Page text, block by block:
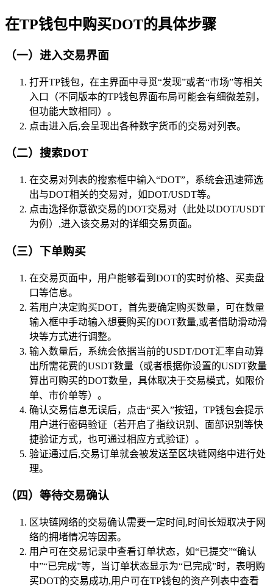
在TP钱包中购买DOT的具体步骤
（一）进入交易界面
打开TP钱包，在主界面中寻觅“发现”或者“市场”等相关
入口（不同版本的TP钱包界面布局可能会有细微差别，
但功能大致相同）。
点击进入后,会呈现出各种数字货币的交易对列表。
（二）搜索DOT
在交易对列表的搜索框中输入“DOT”，系统会迅速筛选
出与DOT相关的交易对，如DOT/USDT等。
点击选择你意欲交易的DOT交易对（此处以DOT/USDT
为例）,进入该交易对的详细交易页面。
（三）下单购买
在交易页面中，用户能够看到DOT的实时价格、买卖盘
口等信息。
若用户决定购买DOT，首先要确定购买数量，可在数量
输入框中手动输入想要购买的DOT数量,或者借助滑动滑
块等方式进行调整。
输入数量后，系统会依据当前的USDT/DOT汇率自动算
出所需花费的USDT数量（或者根据你设置的USDT数量
算出可购买的DOT数量，具体取决于交易模式，如限价
单、市价单等）。
确认交易信息无误后，点击“买入”按钮，TP钱包会提示
用户进行密码验证（若开启了指纹识别、面部识别等快
捷验证方式，也可通过相应方式验证）。
验证通过后,交易订单就会被发送至区块链网络中进行处
理。
（四）等待交易确认
区块链网络的交易确认需要一定时间,时间长短取决于网
络的拥堵情况等因素。
用户可在交易记录中查看订单状态，如“已提交”“确认
中”“已完成”等，当订单状态显示为“已完成”时，表明购
买DOT的交易成功,用户可在TP钱包的资产列表中查看